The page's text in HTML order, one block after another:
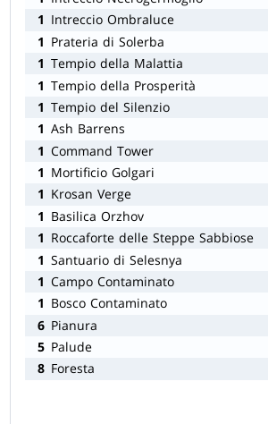
1 Intreccio Ombraluce
1 Prateria di Solerba
1 Tempio della Malattia
1 Tempio della Prosperità
1 Tempio del Silenzio
1 Ash Barrens
1 Command Tower
1 Mortificio Golgari
1 Krosan Verge
1 Basilica Orzhov
1 Roccaforte delle Steppe Sabbiose
1 Santuario di Selesnya
1 Campo Contaminato
1 Bosco Contaminato
6 Pianura
5 Palude
8 Foresta